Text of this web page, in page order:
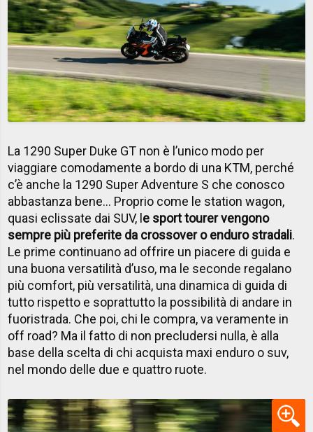
La 1290 Super Duke GT non è l’unico modo per
viaggiare comodamente a bordo di una KTM, perché
c’è anche la 1290 Super Adventure S che conosco
abbastanza bene… Proprio come le station wagon,
quasi eclissate dai SUV, l e sport tourer vengono
sempre più preferite da crossover o enduro stradali.
Le prime continuano ad offrire un piacere di guida e
una buona versatilità d’uso, ma le seconde regalano
più comfort, più versatilità, una dinamica di guida di
tutto rispetto e soprattutto la possibilità di andare in
fuoristrada. Che poi, chi le compra, va veramente in
off road? Ma il fatto di non precludersi nulla, è alla
base della scelta di chi acquista maxi enduro o suv,
nel mondo delle due e quattro ruote.